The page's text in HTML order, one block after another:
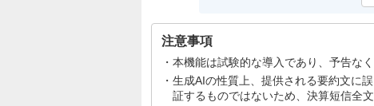
注意事項
本機能は試験的な導入であり、予告な
生成AIの性質上、提供される要約文に
証するものではないため、決算短信全